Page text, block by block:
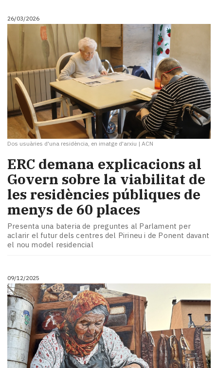
26/03/2026
Dos usuàries d'una residència, en imatge d'arxiu | ACN
ERC demana explicacions al
Govern sobre la viabilitat de
les residències públiques de
menys de 60 places
Presenta una bateria de preguntes al Parlament per
aclarir el futur dels centres del Pirineu i de Ponent davant
el nou model residencial
09/12/2025